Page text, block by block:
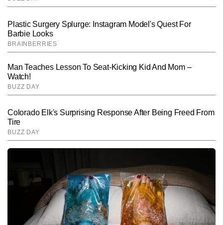
विनीत AUTHOR
विनीत टाइम्स नाउ नवभारत डिजिटल में हेल्थ डेस्क के साथ बतौर चीफ कॉपी
एडिटर जुड़े हैं। दिल्ली के रहने वाले विनीत को हेल्थ, फिटनेस और न्यूट्रिशन जैसे
में प्रोफेशनल सर्टिफिकेशन भी किए हैं। वे 6 साल से इस फील्ड से जुड़े विभिन्न मुद्दों
Follow Us:
Subscribe to our daily Newsletter!